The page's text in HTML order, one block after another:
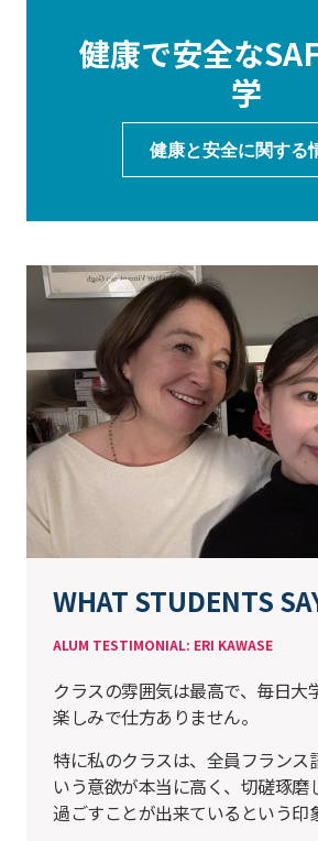
健康で安全な
学
健康と安全に関する
WHAT STUDENTS
ALUM TESTIMONIAL: ERI KAWASE
クラスの雰囲気は最高で、毎日大
楽しみで仕方ありません。
特に私のクラスは、全員フランス
いう意欲が本当に高く、切磋琢磨
過ごすことが出来ているという印